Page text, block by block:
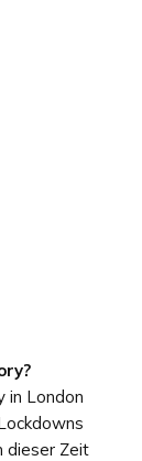
in London
dieser Zeit